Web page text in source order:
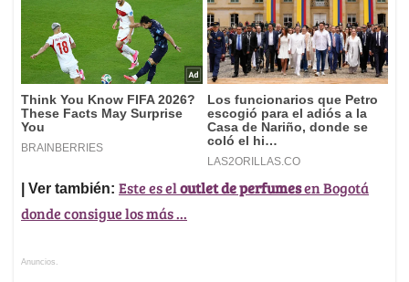
| Ver también: Este es eloutlet de perfumesen Bogotá
donde consigue los más ...
Anuncios.